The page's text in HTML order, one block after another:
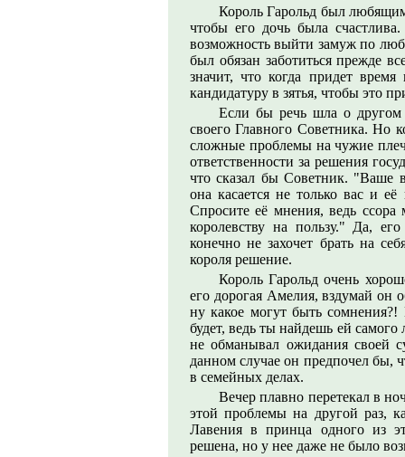
Король Гарольд был
чтобы его дочь была
возможность выйти замуж по
был обязан заботиться прежде
значит, что когда придет
кандидатуру в зятья, чтобы это
Если бы речь шла о другом
своего Главного Советника. Но
сложные проблемы на чужие
ответственности за решения
что сказал бы Советник. "Ваше
она касается не только вас и
Спросите её мнения, ведь ссора
королевству на пользу." Да,
конечно не захочет брать на
короля решение.
Король Гарольд очень
его дорогая Амелия, вздумай он
ну какое могут быть
будет, ведь ты найдешь ей
не обманывал ожидания своей
данном случае он предпочел бы,
в семейных делах.
Вечер плавно перетекал в
этой проблемы на другой раз,
Лавения в принца одного из
решена, но у нее даже не было